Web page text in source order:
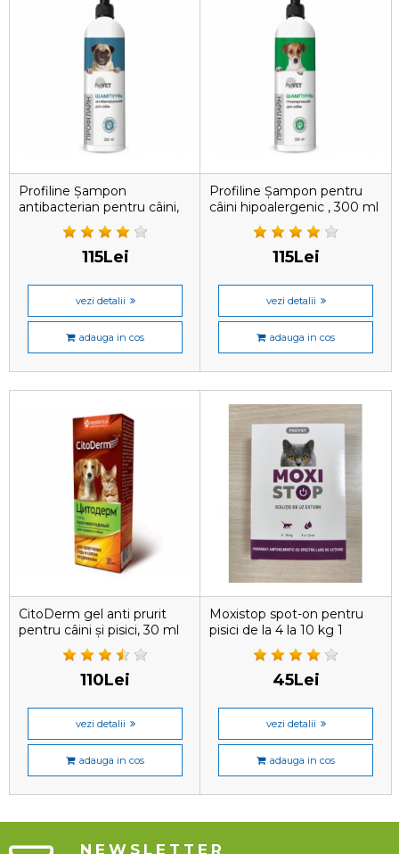
Profiline Șampon
antibacterian pentru câini,
115Lei
vezi detalii
adauga in cos
Profiline Șampon pentru
câini hipoalergenic , 300 ml
115Lei
vezi detalii
adauga in cos
CitoDerm gel anti prurit
pentru câini și pisici, 30 ml
110Lei
vezi detalii
adauga in cos
Moxistop spot-on pentru
pisici de la 4 la 10 kg 1
45Lei
vezi detalii
adauga in cos
NEWSLETTER